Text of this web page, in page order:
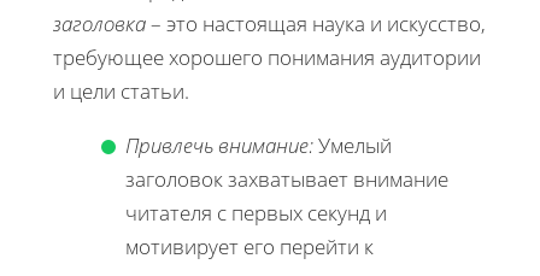
заголовка– это настоящая наука и искусство,
требующее хорошего понимания аудитории
и цели статьи.
Привлечь внимание:Умелый
заголовок захватывает внимание
читателя с первых секунд и
мотивирует его перейти к